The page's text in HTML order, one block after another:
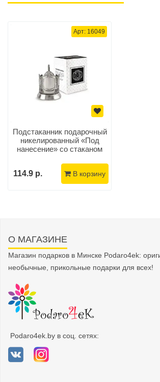
Арт: 16049
Подстаканник подарочный
никелированный «Под
нанесение» со стаканом
114.9 р. В корзину
О МАГАЗИНЕ
Магазин подарков в Минске Podaro4ek:
необычные, прикольные подарки для всех!
Podaro4ek.by в соц. сетях: